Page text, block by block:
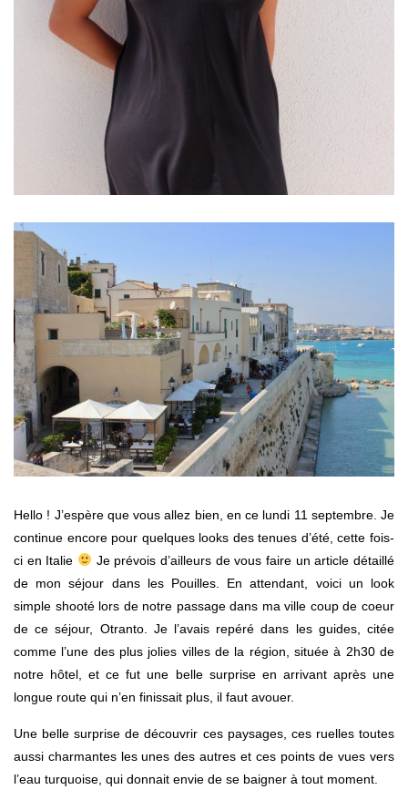
Hello ! J’espère que vous allez bien, en ce lundi 11 septembre. Je
continue encore pour quelques looks des tenues d’été, cette fois-
ci en Italie
Je prévois d’ailleurs de vous faire un article détaillé
de mon séjour dans les Pouilles. En attendant, voici un look
simple shooté lors de notre passage dans ma ville coup de coeur
de ce séjour, Otranto. Je l’avais repéré dans les guides, citée
comme l’une des plus jolies villes de la région, située à 2h30 de
notre hôtel, et ce fut une belle surprise en arrivant après une
longue route qui n’en finissait plus, il faut avouer.
Une belle surprise de découvrir ces paysages, ces ruelles toutes
aussi charmantes les unes des autres et ces points de vues vers
l’eau turquoise, qui donnait envie de se baigner à tout moment.